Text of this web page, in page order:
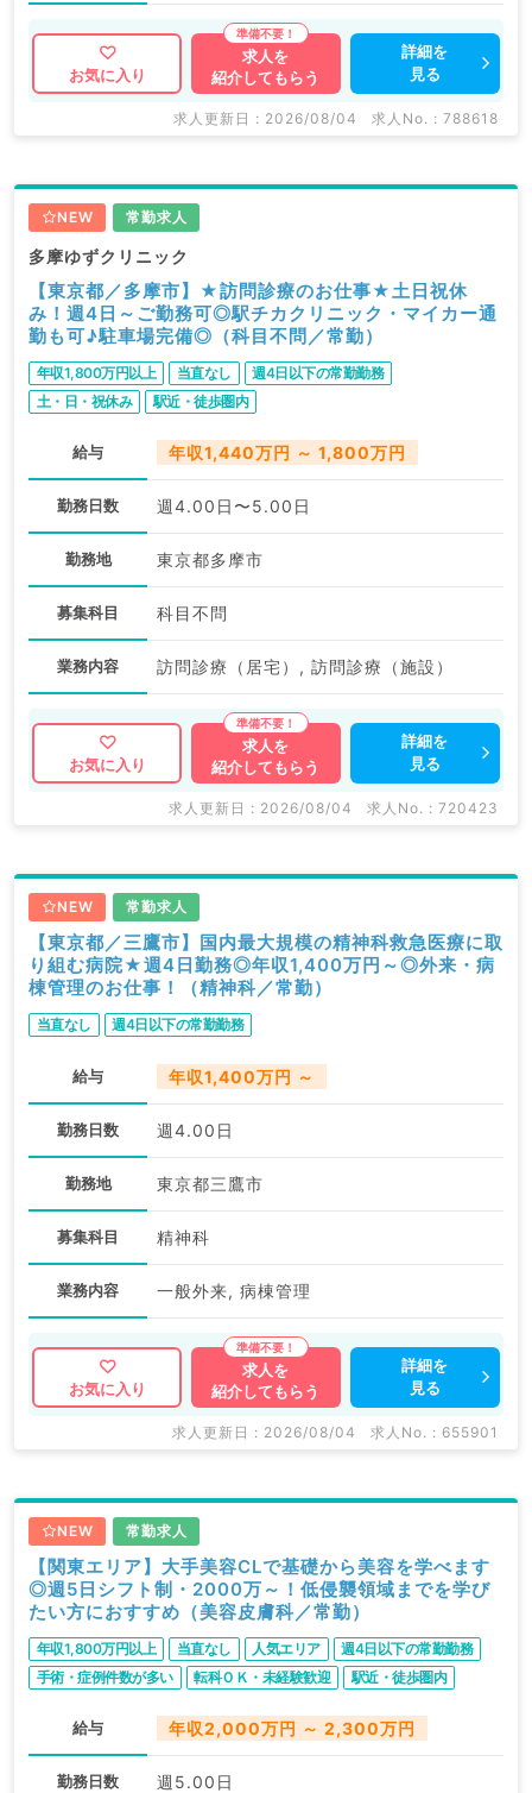
お気に入り
求人を
紹介してもらう
詳細を
見る
求人更新日 : 2026/08/04 求人No. : 788618
NEW 常勤求人
多摩ゆずクリニック
【東京都／多摩市】★訪問診療のお仕事★土日祝休
み！週4日～ご勤務可◎駅チカクリニック・マイカー通
勤も可♪駐車場完備◎（科目不問／常勤）
年収1,800万円以上 当直なし
週4日以下の常勤勤務
土・日・祝休み
駅近・徒歩圏内
給与 年収1,440万円 ～ 1,800万円
勤務日数 週4.00日〜5.00日
勤務地 東京都多摩市
募集科目 科目不問
業務内容 訪問診療（居宅）, 訪問診療（施設）
お気に入り
求人を
紹介してもらう
詳細を
見る
求人更新日 : 2026/08/04 求人No. : 720423
NEW 常勤求人
【東京都／三鷹市】国内最大規模の精神科救急医療に取
り組む病院★週4日勤務◎年収1,400万円～◎外来・病
棟管理のお仕事！（精神科／常勤）
当直なし 週4日以下の常勤勤務
給与 年収1,400万円 ～
勤務日数 週4.00日
勤務地 東京都三鷹市
募集科目 精神科
業務内容 一般外来, 病棟管理
お気に入り
求人を
紹介してもらう
詳細を
見る
求人更新日 : 2026/08/04 求人No. : 655901
NEW 常勤求人
【関東エリア】大手美容CLで基礎から美容を学べます
◎週5日シフト制・2000万～！低侵襲領域までを学び
たい方におすすめ（美容皮膚科／常勤）
年収1,800万円以上 当直なし 人気エリア
週4日以下の常勤勤務
手術・症例件数が多い
転科ＯＫ・未経験歓迎 駅近・徒歩圏内
給与 年収2,000万円 ～ 2,300万円
勤務日数 週5.00日